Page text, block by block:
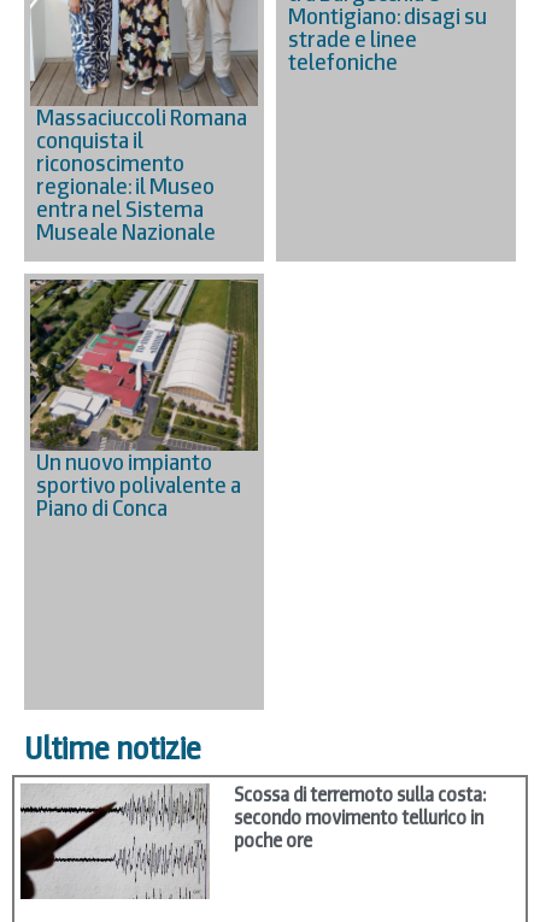
Massaciuccoli Romana
conquista il
riconoscimento
regionale: il Museo
entra nel Sistema
Museale Nazionale
Montigiano: disagi su
strade e linee
telefoniche
Un nuovo impianto
sportivo polivalente a
Piano di Conca
Ultime notizie
Scossa di terremoto sulla costa:
secondo movimento tellurico in
poche ore